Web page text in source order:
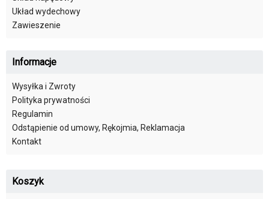
Układ wydechowy
Zawieszenie
Informacje
Wysyłka i Zwroty
Polityka prywatności
Regulamin
Odstąpienie od umowy, Rękojmia, Reklamacja
Kontakt
Koszyk